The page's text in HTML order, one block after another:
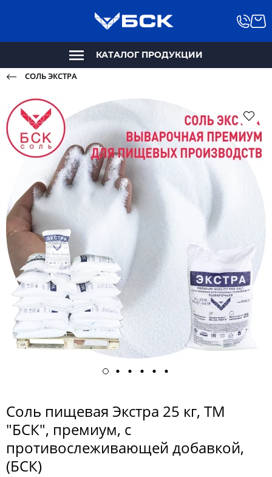
КАТАЛОГ ПРОДУКЦИИ
СОЛЬ ЭКСТРА
Соль пищевая Экстра 25 кг, ТМ
"БСК", премиум, с
противослеживающей добавкой,
(БСК)